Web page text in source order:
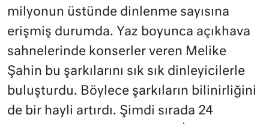
milyonun üstünde dinlenme sayısına
erişmiş durumda. Yaz boyunca açıkhava
sahnelerinde konserler veren Melike
Şahin bu şarkılarını sık sık dinleyicilerle
buluşturdu. Böylece şarkıların bilinirliğini
de bir hayli artırdı. Şimdi sırada 24